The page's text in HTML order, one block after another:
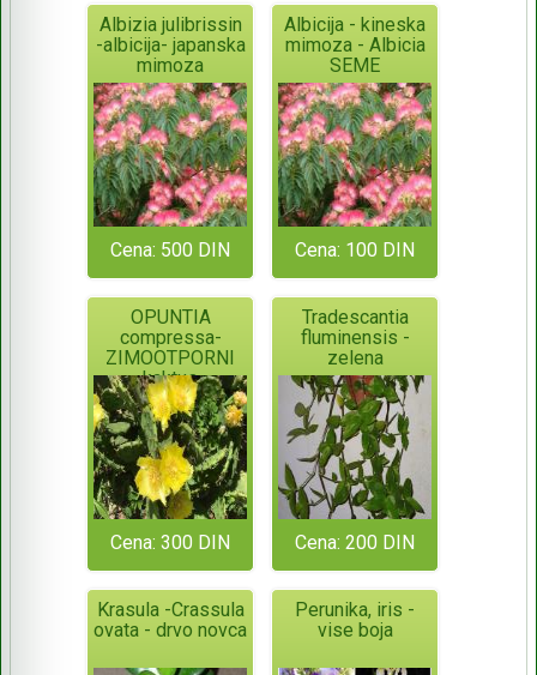
Albizia julibrissin
-albicija- japanska
mimoza
Cena: 500 DIN
Albicija - kineska
mimoza - Albicia
SEME
Cena: 100 DIN
OPUNTIA
compressa-
ZIMOOTPORNI
kaktus
Cena: 300 DIN
Tradescantia
fluminensis -
zelena
Cena: 200 DIN
Krasula -Crassula
ovata - drvo novca
Perunika, iris -
vise boja